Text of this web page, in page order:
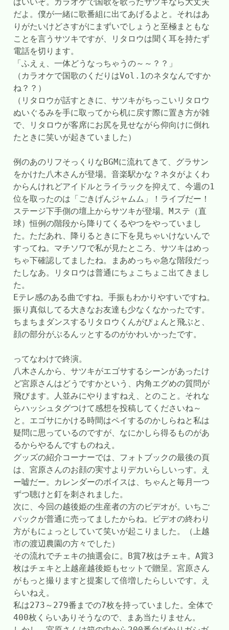
だよ。僕が一緒に歌番組に出てあげるよと。それはあ
りがたいけどさすがにまずいでしょうと至極まともな
ことを言うサツキですが、リタロウは聞く耳を持たず
電話を切ります。
「ふえぇ、一体どうなっちゃうの～～？？」
（カラオケで国歌のくだりはVol.1のネタなんですか
ね？？）
（リタロウが話すときに、サツキがちっこいリタロウ
ぬいぐるみを手に取ってから机に戻す際に置き方が雑
で、リタロウが客席にお尻を見せながら仰向けに倒れ
たときに笑いが起きていました）
例のあのリフそっくりなBGMに流れてきて、グラサン
をかけた八木さんが登場。音楽駅かな？ネタがよくわ
からんけれどアイドルとライラックを抑えて、今週の1
位を取ったのは「ごきげんジャムム」！ライブだー！
ステージ下手側の壇上からサツキが登場。Mステ（直
球）恒例の階段から降りてくるやつをやっていまし
た。ただあれ、降りるときに下を見ちゃいけないんで
すってね。マチソワで私が見たところ、サツキはめっ
ちゃ下確認してましたね。まあめっちゃ急な階段だっ
たしなあ。リタロウは普通にちょこちょこ出てきまし
た。
Eテレ感のある曲ですね。手振もわかりやすいですね。
振り真似してる大きなお友達も少なくなかったです。
ちまちまダンスするリタロウくんがぴょんと飛ぶと、
顔の部分がぶるんッとするのがかわいかったです。
ってなわけで終演。
八木さんから、サツキがエゴサするシーンがあったけ
ど宮原さんはどうですかという、内角エグめの質問が
飛びます。人並みにやりますねえ、とのこと。それな
らハッシュタグつけて感想を投稿してくださいね～
と。エゴサにかける時間はペイするのかしらねと私は
疑問に思っているのですが、なにかしら得るものがあ
るからやるんですものねえ。
グッズの紹介コーナーでは、フォトブックの最後の頁
は、宮原さんのお顔の実寸よりデカいらしいっす。え
ー嘘だー。カレンダーのボイスは、ちゃんと毎月一つ
ずつ聴けと釘を刺されました。
次に、今回の越後姫の生産者の方のビデオが。いちご
パックが普通に売ってましたからね。ビデオの終わり
方がもにょっとしていて笑いが起こりました。（上越
市の渡辺農園の方々でした）
その流れでチェキの抽選会に。B賞7枚はチェキ。A賞3
枚はチェキと上越産越後姫もセットで贈呈。宮原さん
がもっと撮りますと提案して倍増したらしいです。え
らいねえ。
私は273～279番までの7枚を持っていました。全体で
400枚くらいありそうなので、まあ当たりません。